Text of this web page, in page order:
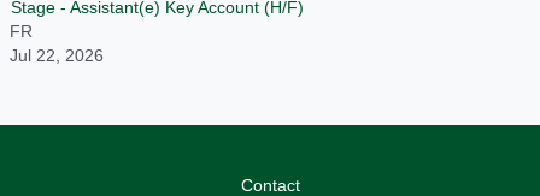
Stage - Assistant(e) Key Account (H/F)
FR
Jul 22, 2026
Contact